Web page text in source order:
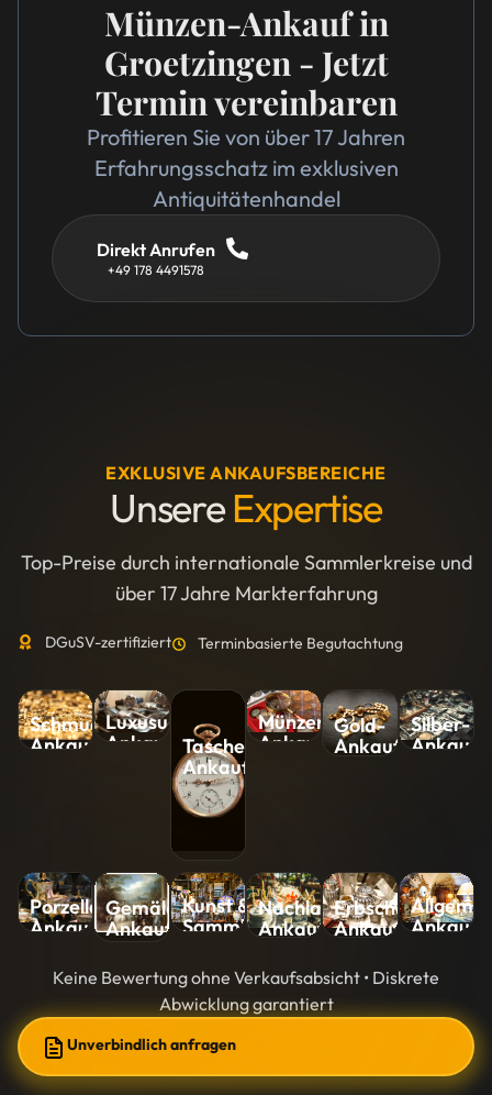
Münzen-Ankauf in
Groetzingen - Jetzt
Termin vereinbaren
Profitieren Sie von über 17 Jahren
Erfahrungsschatz im exklusiven
Antiquitätenhandel
Direkt Anrufen
+49 178 4491578
EXKLUSIVE ANKAUFSBEREICHE
UnsereExpertise
Top-Preise durch internationale Sammlerkreise und
über 17 Jahre Markterfahrung
DGuSV-zertifiziert Terminbasierte Begutachtung
Schmuck-
Ankauf
Luxusuhren-
Ankauf
Taschenuhren-
Ankauf
Münzen-
Ankauf
Gold-
Ankauf
Silber-
Ankauf
Porzellan-
Ankauf
Gemälde-
Ankauf
Kunst &
Sammlungen-
Nachlass-
Ankauf
Erbschaft-
Ankauf Ankauf
Keine Bewertung ohne Verkaufsabsicht • Diskrete
Abwicklung garantiert
Unverbindlich anfragen